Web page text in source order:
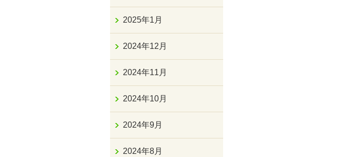
2025年1月
2024年12月
2024年11月
2024年10月
2024年9月
2024年8月